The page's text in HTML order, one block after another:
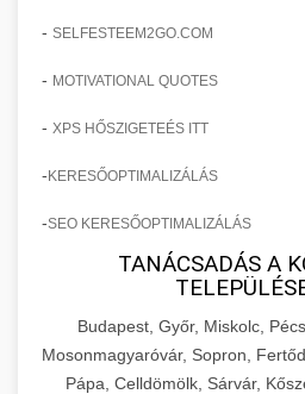
- SELFESTEEM2GO.COM
- MOTIVATIONAL QUOTES
- XPS HŐSZIGETEÉS ITT
- KERESŐOPTIMALIZÁLÁS
-SEO KERESŐOPTIMALIZÁLÁS
TANÁCSADÁS A
Budapest, Győr, Miskolc,
Mosonmagyaróvár, Sopron,
Pápa, Celldömölk, Sárvár,